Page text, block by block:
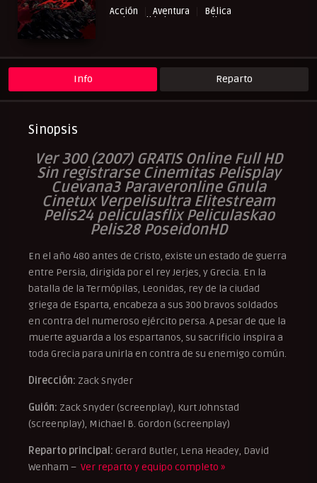
Acción
Aventura
Bélica
Cinecalidad
NewPelis org
Pelishouse
Pelismart
RepelisHD.TV
UltraPelisHD
Info Reparto
Sinopsis
Ver 300 (2007) GRATIS Online Full HD
Sin registrarse Cinemitas Pelisplay
Cuevana3 Paraveronline Gnula
Cinetux Verpelisultra Elitestream
Pelis24 peliculasflix Peliculaskao
Pelis28 PoseidonHD
En el año 480 antes de Cristo, existe un estado de guerra
entre Persia, dirigida por el rey Jerjes, y Grecia. En la
batalla de la Termópilas, Leonidas, rey de la ciudad
griega de Esparta, encabeza a sus 300 bravos soldados
en contra del numeroso ejército persa. A pesar de que la
muerte aguarda a los espartanos, su sacrificio inspira a
toda Grecia para unirla en contra de su enemigo común.
Dirección: Zack Snyder
Guión: Zack Snyder (screenplay), Kurt Johnstad
(screenplay), Michael B. Gordon (screenplay)
Reparto principal: Gerard Butler, Lena Headey, David
Wenham – Ver reparto y equipo completo »